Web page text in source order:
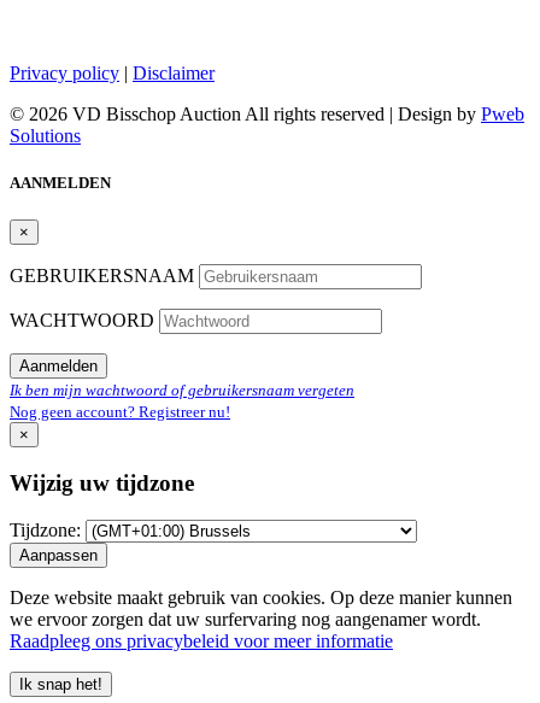
Privacy policy | Disclaimer
© 2026 VD Bisschop Auction All rights reserved | Design by Pweb
Solutions
AANMELDEN
×
GEBRUIKERSNAAM
WACHTWOORD
Aanmelden
Ik ben mijn wachtwoord of gebruikersnaam vergeten
Nog geen account? Registreer nu!
×
Wijzig uw tijdzone
Tijdzone:
Aanpassen
Deze website maakt gebruik van cookies. Op deze manier kunnen
we ervoor zorgen dat uw surfervaring nog aangenamer wordt.
Raadpleeg ons privacybeleid voor meer informatie
Ik snap het!